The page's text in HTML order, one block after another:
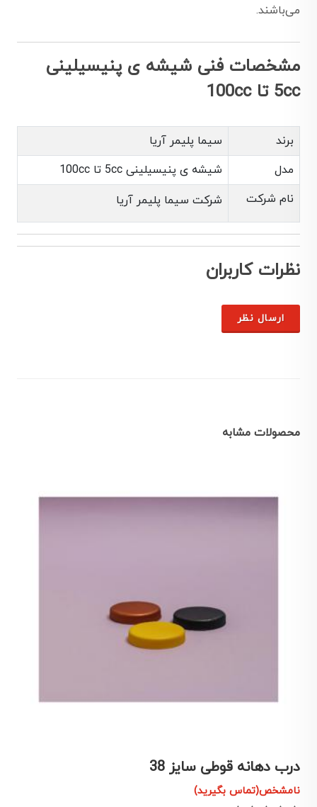
می‌باشند.
مشخصات فنی شیشه ی پنیسیلینی
5cc تا 100cc
برند
سیما پلیمر آریا
مدل
شیشه ی پنیسیلینی 5cc تا 100cc
نام شرکت
شرکت سیما پلیمر آریا
نظرات کاربران
ارسال نظر
محصولات مشابه
درب دهانه قوطی سایز 38
نامشخص(تماس بگیرید)